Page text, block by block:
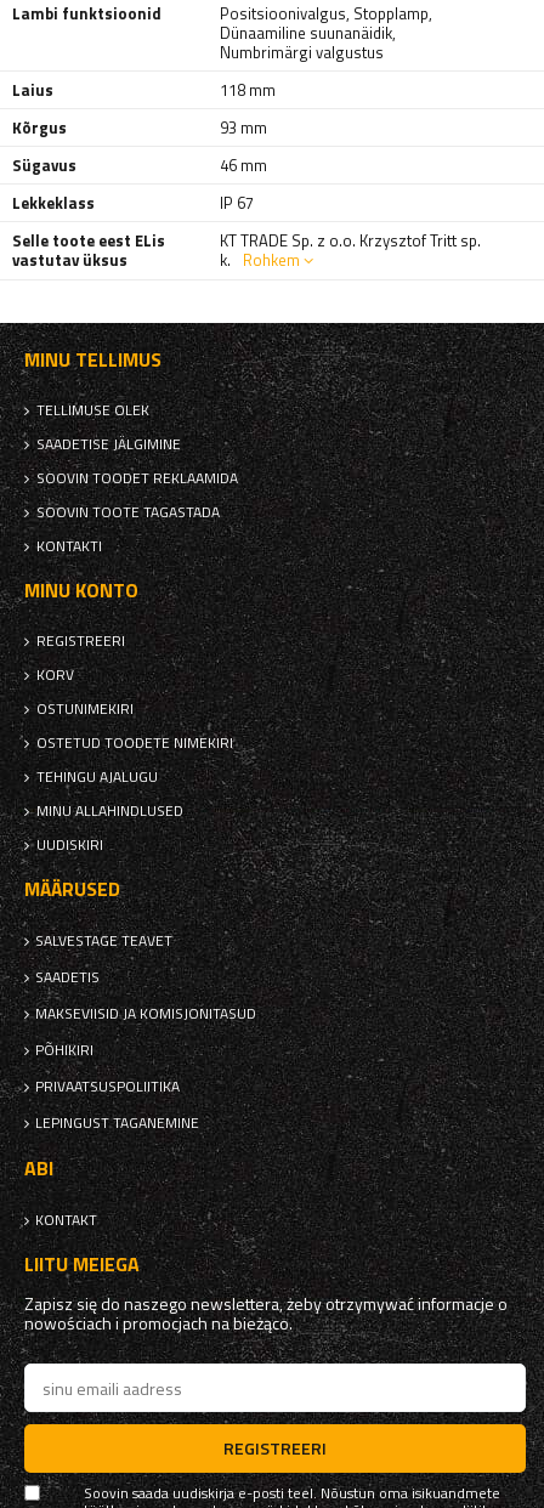
Lambi funktsioonid
Positsioonivalgus, Stopplamp,
Dünaamiline suunanäidik,
Numbrimärgi valgustus
Laius
118 mm
Kõrgus
93 mm
Sügavus
46 mm
Lekkeklass
IP 67
Selle toote eest ELis
vastutav üksus
KT TRADE Sp. z o.o. Krzysztof Tritt sp.
k. Rohkem
MINU TELLIMUS
TELLIMUSE OLEK
SAADETISE JÄLGIMINE
SOOVIN TOODET REKLAAMIDA
SOOVIN TOOTE TAGASTADA
KONTAKTI
MINU KONTO
REGISTREERI
KORV
OSTUNIMEKIRI
OSTETUD TOODETE NIMEKIRI
TEHINGU AJALUGU
MINU ALLAHINDLUSED
UUDISKIRI
MÄÄRUSED
SALVESTAGE TEAVET
SAADETIS
MAKSEVIISID JA KOMISJONITASUD
PÕHIKIRI
PRIVAATSUSPOLIITIKA
LEPINGUST TAGANEMINE
ABI
KONTAKT
LIITU MEIEGA
Zapisz się do naszego newslettera, żeby otrzymywać informacje o
nowościach i promocjach na bieżąco.
REGISTREERI
Soovin saada uudiskirja e-posti teel. Nõustun oma isikuandmete